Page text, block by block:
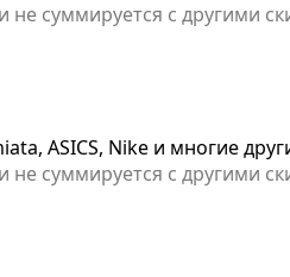
не суммируется с другими
ASICS, Nike и многие
не суммируется с другими